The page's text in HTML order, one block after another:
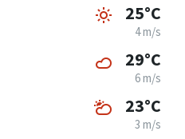
25°C
4 m/s
29°C
6 m/s
23°C
3 m/s